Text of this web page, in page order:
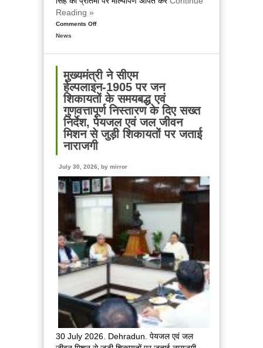
Reading »
Comments Offon
ऊधम
सिंह
को
दी
श्रद्धांजलि,
अखण्ड
पाठ
प्रतिभाग
किया
व
गुरूद्वारे
टेका
News
मुख्यमंत्री ने सीएम
हेल्पलाइन-1905 पर जन
शिकायतों के समयबद्ध एवं
गुणवत्तापूर्ण निस्तारण के दिए सख्त
निर्देश, पेयजल एवं जल जीवन
मिशन से जुड़ी शिकायतों पर जताई
नाराजगी
July 30, 2026, by mirror
30 July 2026. Dehradun. पेयजल एवं जल